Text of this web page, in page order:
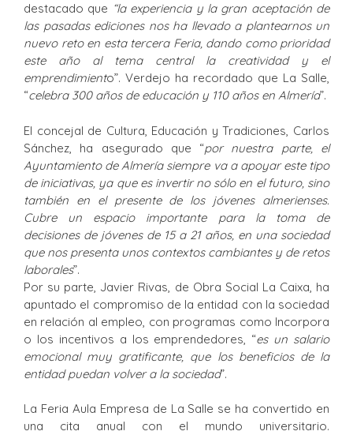
destacado que “la experiencia y la gran aceptación de
las pasadas ediciones nos ha llevado a plantearnos un
nuevo reto en esta tercera Feria, dando como prioridad
este año al tema central la creatividad y el
emprendimiento”. Verdejo ha recordado que La Salle,
“celebra 300 años de educación y 110 años en Almería”.
El concejal de Cultura, Educación y Tradiciones, Carlos
Sánchez, ha asegurado que “por nuestra parte, el
Ayuntamiento de Almería siempre va a apoyar este tipo
de iniciativas, ya que es invertir no sólo en el futuro, sino
también en el presente de los jóvenes almerienses.
Cubre un espacio importante para la toma de
decisiones de jóvenes de 15 a 21 años, en una sociedad
que nos presenta unos contextos cambiantes y de retos
laborales”.
Por su parte, Javier Rivas, de Obra Social La Caixa, ha
apuntado el compromiso de la entidad con la sociedad
en relación al empleo, con programas como Incorpora
o los incentivos a los emprendedores, “es un salario
emocional muy gratificante, que los beneficios de la
entidad puedan volver a la sociedad”.
La Feria Aula Empresa de La Salle se ha convertido en
una cita anual con el mundo universitario.